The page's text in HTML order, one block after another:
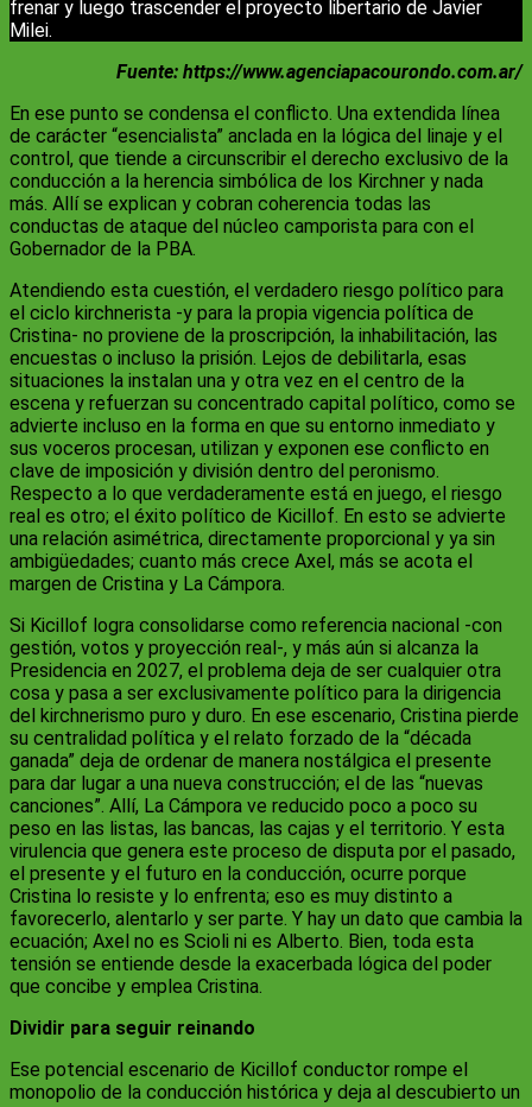
frenar y luego trascender el proyecto libertario de Javier
Milei.
Fuente: https://www.agenciapacourondo.com.ar/
En ese punto se condensa el conflicto. Una extendida línea
de carácter “esencialista” anclada en la lógica del linaje y el
control, que tiende a circunscribir el derecho exclusivo de la
conducción a la herencia simbólica de los Kirchner y nada
más. Allí se explican y cobran coherencia todas las
conductas de ataque del núcleo camporista para con el
Gobernador de la PBA.
Atendiendo esta cuestión, el verdadero riesgo político para
el ciclo kirchnerista -y para la propia vigencia política de
Cristina- no proviene de la proscripción, la inhabilitación, las
encuestas o incluso la prisión. Lejos de debilitarla, esas
situaciones la instalan una y otra vez en el centro de la
escena y refuerzan su concentrado capital político, como se
advierte incluso en la forma en que su entorno inmediato y
sus voceros procesan, utilizan y exponen ese conflicto en
clave de imposición y división dentro del peronismo.
Respecto a lo que verdaderamente está en juego, el riesgo
real es otro; el éxito político de Kicillof. En esto se advierte
una relación asimétrica, directamente proporcional y ya sin
ambigüedades; cuanto más crece Axel, más se acota el
margen de Cristina y La Cámpora.
Si Kicillof logra consolidarse como referencia nacional -con
gestión, votos y proyección real-, y más aún si alcanza la
Presidencia en 2027, el problema deja de ser cualquier otra
cosa y pasa a ser exclusivamente político para la dirigencia
del kirchnerismo puro y duro. En ese escenario, Cristina pierde
su centralidad política y el relato forzado de la “década
ganada” deja de ordenar de manera nostálgica el presente
para dar lugar a una nueva construcción; el de las “nuevas
canciones”. Allí, La Cámpora ve reducido poco a poco su
peso en las listas, las bancas, las cajas y el territorio. Y esta
virulencia que genera este proceso de disputa por el pasado,
el presente y el futuro en la conducción, ocurre porque
Cristina lo resiste y lo enfrenta; eso es muy distinto a
favorecerlo, alentarlo y ser parte. Y hay un dato que cambia la
ecuación; Axel no es Scioli ni es Alberto. Bien, toda esta
tensión se entiende desde la exacerbada lógica del poder
que concibe y emplea Cristina.
Dividir para seguir reinando
Ese potencial escenario de Kicillof conductor rompe el
monopolio de la conducción histórica y deja al descubierto un